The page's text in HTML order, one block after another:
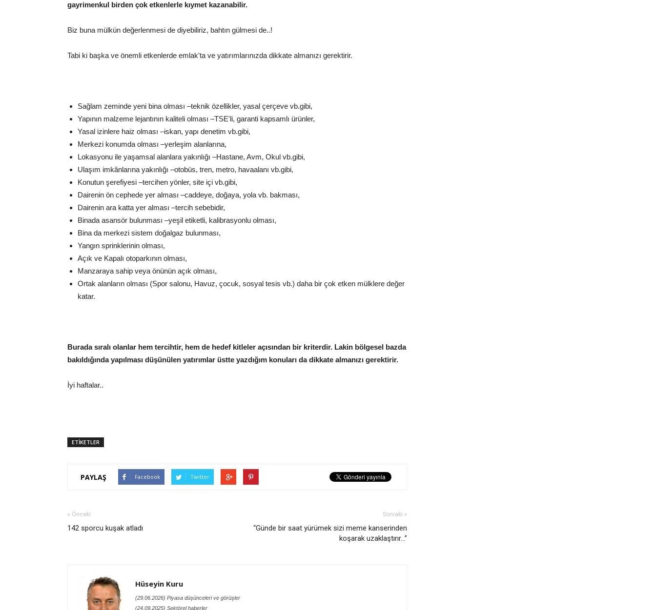
gayrimenkul birden çok etkenlerle kıymet kazanabilir.
Biz buna mülkün değerlenmesi de diyebiliriz, bahtın gülmesi de..!
Tabi ki başka ve önemli etkenlerde emlak'ta ve yatırımlarınızda dikkate almanızı gerektirir.
Sağlam zeminde yeni bina olması –teknik özellikler, yasal çerçeve vb.gibi,
Yapının malzeme lejantının kaliteli olması –TSE'li, garanti kapsamlı ürünler,
Yasal izinlere haiz olması –iskan, yapı denetim vb.gibi,
Merkezi konumda olması –yerleşim alanlarına,
Lokasyonu ile yaşamsal alanlara yakınlığı –Hastane, Avm, Okul vb.gibi,
Ulaşım imkânlarına yakınlığı –otobüs, tren, metro, havaalanı vb.gibi,
Konutun şerefiyesi –tercihen yönler, site içi vb.gibi,
Dairenin ön cephede yer alması –caddeye, doğaya, yola vb. bakması,
Dairenin ara katta yer alması –tercih sebebidir,
Binada asansör bulunması –yeşil etiketli, kalibrasyonlu olması,
Bina da merkezi sistem doğalgaz bulunması,
Yangın sprinklerinin olması,
Açık ve Kapalı otoparkının olması,
Manzaraya sahip veya önünün açık olması,
Ortak alanların olması (Spor salonu, Havuz, çocuk, sosyal tesis vb.) daha bir çok etken mülklere değer
katar.
Burada sıralı olanlar hem tercihtir, hem de hedef kitleler açısından bir kriterdir. Lakin bölgesel bazda
bakıldığında yapılması düşünülen yatırımlar üstte yazdığım konuları da dikkate almanızı gerektirir.
İyi haftalar..
ETİKETLER
PAYLAŞ Facebook Twitter
« Önceki
142 sporcu kuşak atladı
Sonraki »
“Günde bir saat yürümek sizi meme kanserinden
koşarak uzaklaştırır…”
Hüseyin Kuru
(29.06.2026) Piyasa düşünceleri ve görüşler
(24.09.2025) Sektörel haberler